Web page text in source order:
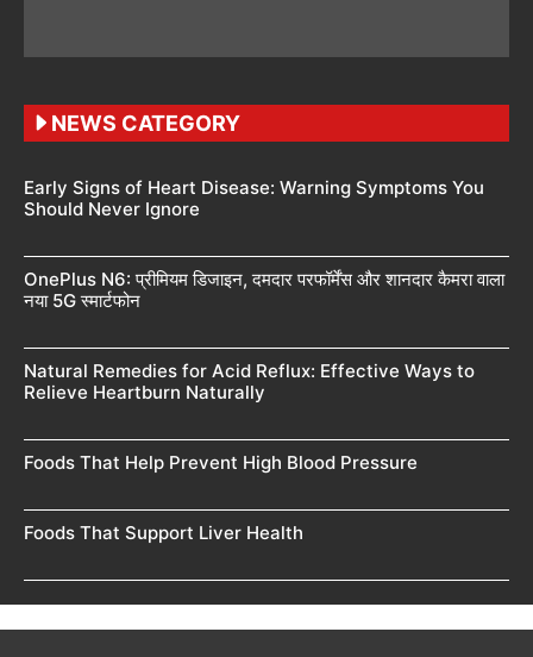
NEWS CATEGORY
Early Signs of Heart Disease: Warning Symptoms You
Should Never Ignore
OnePlus N6: प्रीमियम डिजाइन, दमदार परफॉर्मेंस और शानदार कैमरा वाला
नया 5G स्मार्टफोन
Natural Remedies for Acid Reflux: Effective Ways to
Relieve Heartburn Naturally
Foods That Help Prevent High Blood Pressure
Foods That Support Liver Health